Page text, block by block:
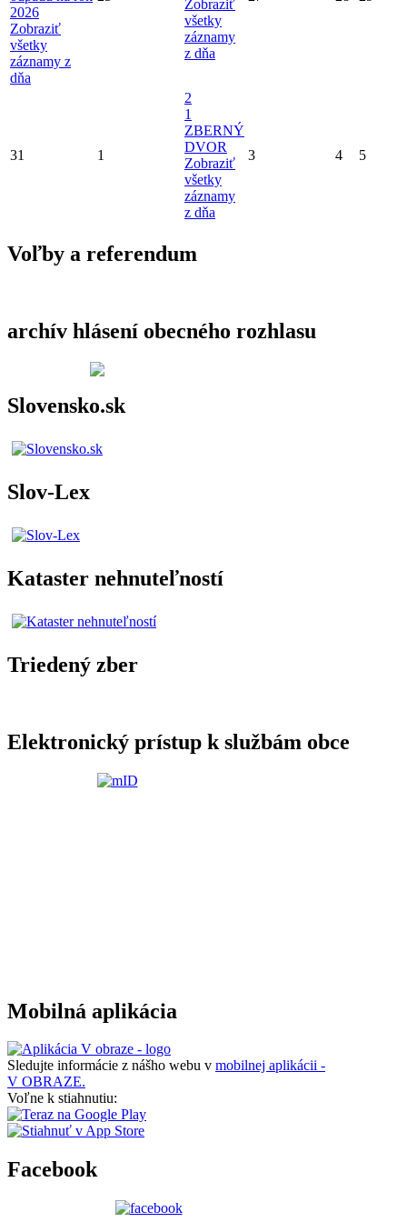
2026
Zobraziť
všetky
záznamy z
dňa
Zobraziť
všetky
záznamy
z dňa
31 1
2
1
ZBERNÝ
DVOR
Zobraziť
všetky
záznamy
z dňa
3 4 5
Voľby a referendum
archív hlásení obecného rozhlasu
Slovensko.sk
Slov-Lex
Kataster nehnuteľností
Triedený zber
Elektronický prístup k službám obce
Mobilná aplikácia
Sledujte informácie z nášho webu v mobilnej aplikácii -
V OBRAZE.
Voľne k stiahnutiu:
Facebook